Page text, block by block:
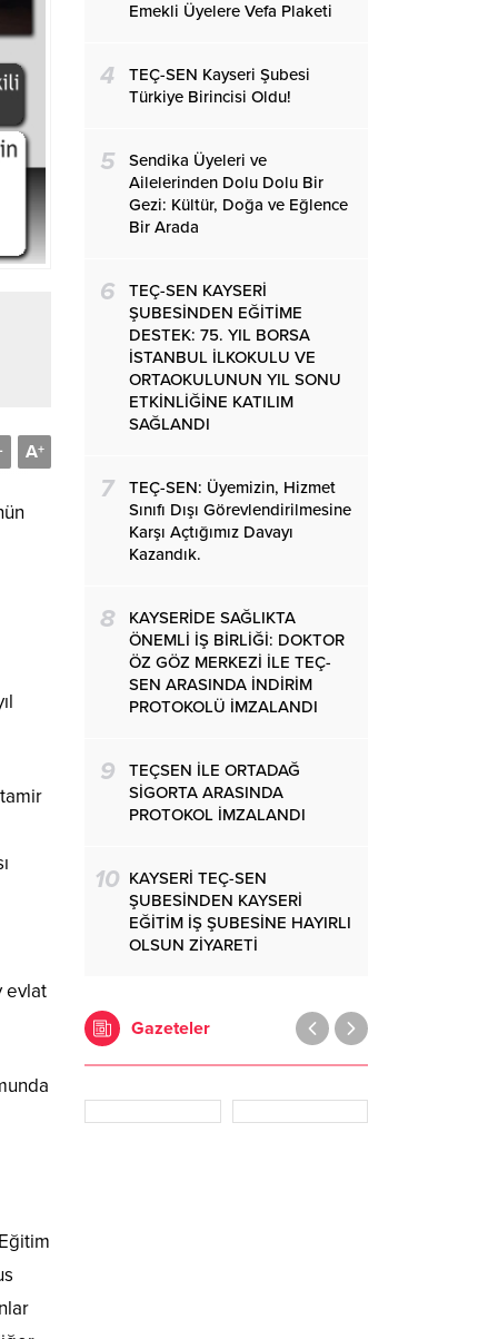
A+
-
evlat
Emekli Üyelere Vefa Plaketi
4
TEÇ-SEN Kayseri Şubesi
Türkiye Birincisi Oldu!
5
Sendika Üyeleri ve
Ailelerinden Dolu Dolu Bir
Gezi: Kültür, Doğa ve Eğlence
Bir Arada
6
TEÇ-SEN KAYSERİ
ŞUBESİNDEN EĞİTİME
DESTEK: 75. YIL BORSA
İSTANBUL İLKOKULU VE
ORTAOKULUNUN YIL SONU
ETKİNLİĞİNE KATILIM
SAĞLANDI
7
TEÇ-SEN: Üyemizin, Hizmet
Sınıfı Dışı Görevlendirilmesine
Karşı Açtığımız Davayı
Kazandık.
8
KAYSERİDE SAĞLIKTA
ÖNEMLİ İŞ BİRLİĞİ: DOKTOR
ÖZ GÖZ MERKEZİ İLE TEÇ-
SEN ARASINDA İNDİRİM
PROTOKOLÜ İMZALANDI
9
TEÇSEN İLE ORTADAĞ
SİGORTA ARASINDA
PROTOKOL İMZALANDI
10 KAYSERİ TEÇ-SEN
ŞUBESİNDEN KAYSERİ
EĞİTİM İŞ ŞUBESİNE HAYIRLI
OLSUN ZİYARETİ
Gazeteler